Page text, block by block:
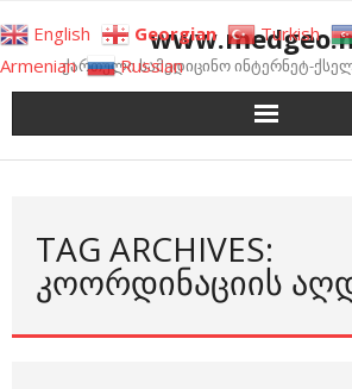
to
contentქართული სამედიცინო ინტერნეტ-
TAG ARCHIVES:
ᲙᲝᲝᲠᲓᲘᲜᲐᲪᲘᲘᲡ
English Georgian Turkish
Armenian
Russian